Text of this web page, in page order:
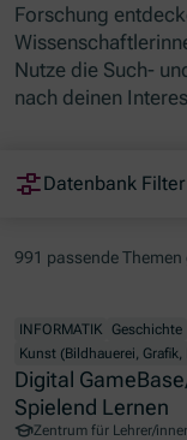
Forschung
Nutze die Such-
nach deinen
Datenbank Filter
991 passende Themen
INFORMATIK Geschichte
Kunst (Bildhauerei,
Digital
Spielend Lernen
Zentrum für Lehrer/